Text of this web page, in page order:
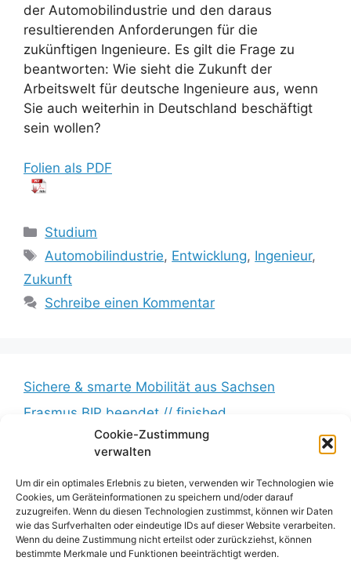
Cookie-Zustimmung
verwalten
Um dir ein optimales Erlebnis zu bieten, verwenden wir Technologien wie
Cookies, um Geräteinformationen zu speichern und/oder darauf
zuzugreifen. Wenn du diesen Technologien zustimmst, können wir Daten
wie das Surfverhalten oder eindeutige IDs auf dieser Website verarbeiten.
Wenn du deine Zustimmung nicht erteilst oder zurückziehst, können
bestimmte Merkmale und Funktionen beeinträchtigt werden.
der Automobilindustrie und den daraus
resultierenden Anforderungen für die
zukünftigen Ingenieure. Es gilt die Frage zu
beantworten: Wie sieht die Zukunft der
Arbeitswelt für deutsche Ingenieure aus, wenn
Sie auch weiterhin in Deutschland beschäftigt
sein wollen?
Folien als PDF
Kategorien
Studium
Schlagwörter
Automobilindustrie, Entwicklung, Ingenieur,
Zukunft
Schreibe einen Kommentar
Sichere & smarte Mobilität aus Sachsen
Erasmus BIP beendet // finished
Messkampagne erfolgreich beendet //
Measurement campaign successfully completed
BumbleB – Großer Andrang // Huge turnout
Zwischenbericht veröffentlicht // Interim report
published